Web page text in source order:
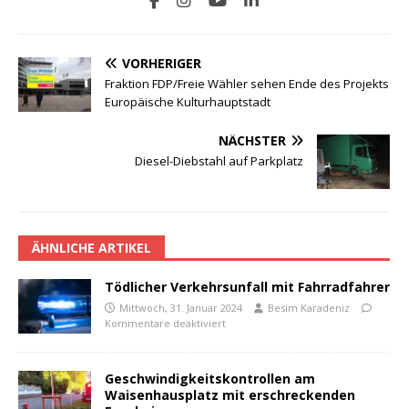
VORHERIGER
Fraktion FDP/Freie Wähler sehen Ende des Projekts
Europäische Kulturhauptstadt
NÄCHSTER
Diesel-Diebstahl auf Parkplatz
ÄHNLICHE ARTIKEL
Tödlicher Verkehrsunfall mit Fahrradfahrer
Mittwoch, 31. Januar 2024
Besim Karadeniz
Kommentare deaktiviert
Geschwindigkeitskontrollen am
Waisenhausplatz mit erschreckenden